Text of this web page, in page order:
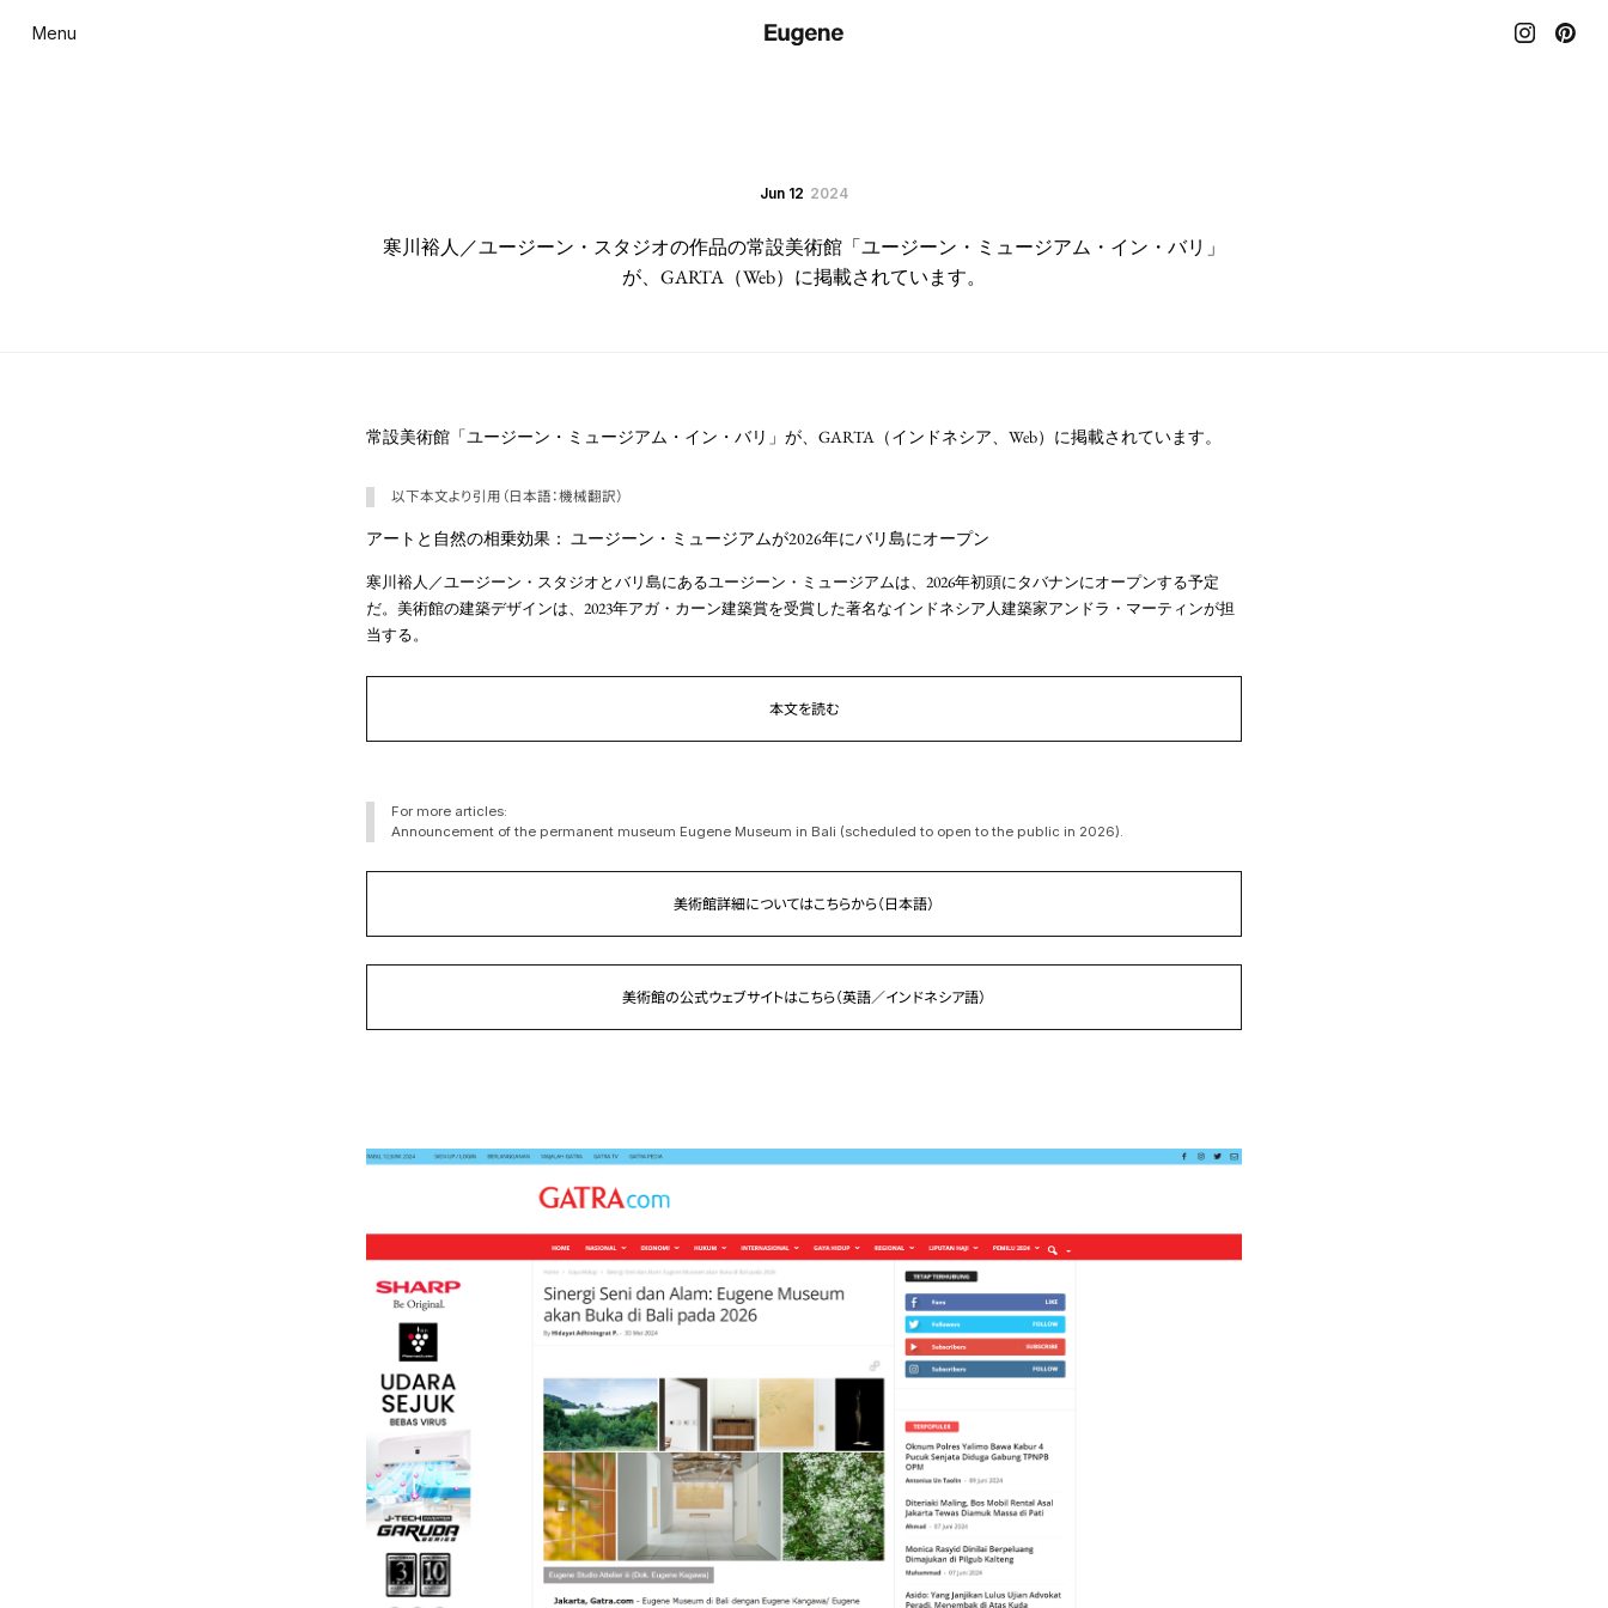
Menu
Jun 12 2024
寒川裕人／ユージーン・スタジオの作品の常設美術館「ユージーン・ミュージアム・イン・バリ」
が、GARTA（Web）に掲載されています。
常設美術館「ユージーン・ミュージアム・イン・バリ」が、GARTA（インドネシア、Web）に掲載されています。
以下本文より引用（日本語：機械翻訳）
アートと自然の相乗効果： ユージーン・ミュージアムが2026年にバリ島にオープン
寒川裕人／ユージーン・スタジオとバリ島にあるユージーン・ミュージアムは、2026年初頭にタバナンにオープンする予定
だ。美術館の建築デザインは、2023年アガ・カーン建築賞を受賞した著名なインドネシア人建築家アンドラ・マーティンが担
当する。
本文を読む
For more articles:
Announcement of the permanent museum Eugene Museum in Bali (scheduled to open to the public in 2026).
美術館詳細についてはこちらから（日本語）
美術館の公式ウェブサイトはこちら（英語／インドネシア語）